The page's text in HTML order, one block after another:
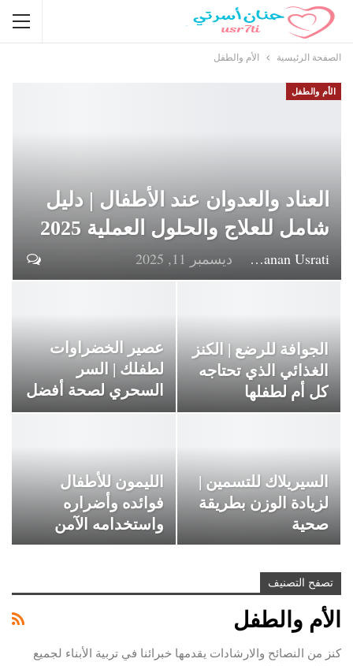
الصفحة الرئيسية الأم والطفل
الأم والطفل
العناد والعدوان عند الأطفال | دليل
شامل للعلاج والحلول العملية 2025
Hanan Usrati ديسمبر 11, 2025
الجوافة للرضع | الكنز
الغذائي الذي تحتاجه
كل أم لطفلها
عصير الخضراوات
لطفلك | السر
السحري لصحة أفضل
ونمو قوي
السيريلاك للتسمين |
لزيادة الوزن بطريقة
صحية
الليمون للأطفال
فوائده وأضراره
واستخدامه الآمن
تصفح التصنيف
الأم والطفل
كنز من النصائح والارشادات يقدمها خبرائنا في تربية الأبناء لجميع